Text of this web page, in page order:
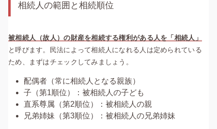
相続人の範囲と相続順位
被相続人（故人）の財産を相続する権利がある人を「相続人」
と呼びます。民法によって相続人になれる人は定められている
ため、まずはチェックしてみましょう。
配偶者（常に相続人となる親族）
子（第1順位）：被相続人の子ども
直系尊属（第2順位）：被相続人の親
兄弟姉妹（第3順位）：被相続人の兄弟姉妹